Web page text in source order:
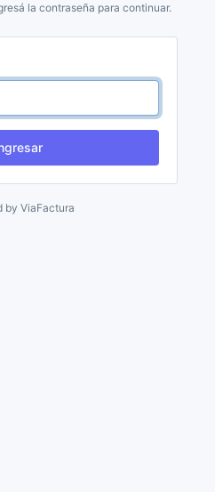
la contraseña para continuar.
by ViaFactura